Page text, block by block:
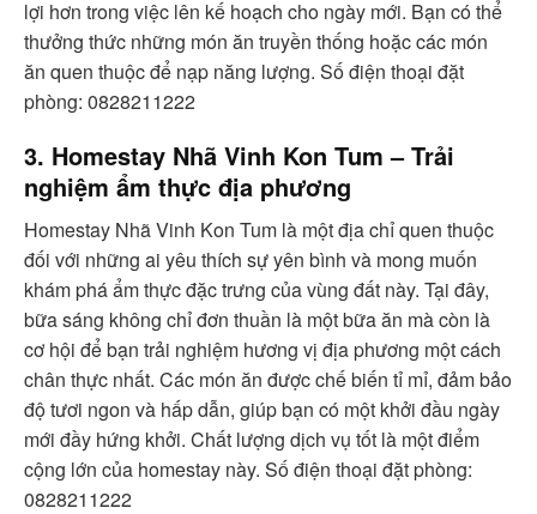
lợi hơn trong việc lên kế hoạch cho ngày mới. Bạn có thể
thưởng thức những món ăn truyền thống hoặc các món
ăn quen thuộc để nạp năng lượng. Số điện thoại đặt
phòng: 0828211222
3. Homestay Nhã Vinh Kon Tum – Trải
nghiệm ẩm thực địa phương
Homestay Nhã Vinh Kon Tum là một địa chỉ quen thuộc
đối với những ai yêu thích sự yên bình và mong muốn
khám phá ẩm thực đặc trưng của vùng đất này. Tại đây,
bữa sáng không chỉ đơn thuần là một bữa ăn mà còn là
cơ hội để bạn trải nghiệm hương vị địa phương một cách
chân thực nhất. Các món ăn được chế biến tỉ mỉ, đảm bảo
độ tươi ngon và hấp dẫn, giúp bạn có một khởi đầu ngày
mới đầy hứng khởi. Chất lượng dịch vụ tốt là một điểm
cộng lớn của homestay này. Số điện thoại đặt phòng:
0828211222